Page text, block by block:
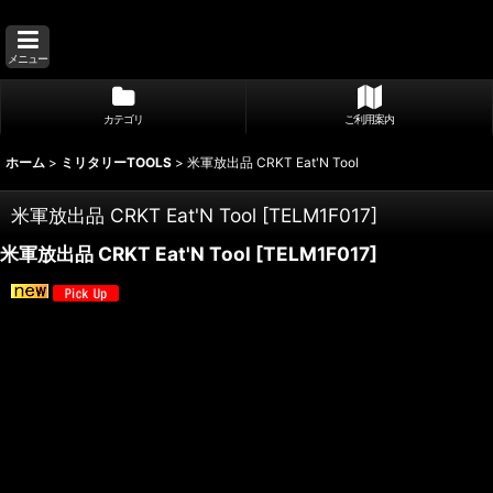
メニュー
カテゴリ ご利用案内
ホーム > ミリタリーTOOLS > 米軍放出品 CRKT Eat'N Tool
米軍放出品 CRKT Eat'N Tool [TELM1F017]
米軍放出品 CRKT Eat'N Tool [TELM1F017]